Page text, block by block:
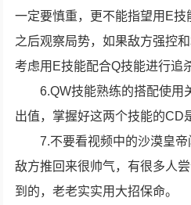
一定要慎重，更不能指望用E
之后观察局势，如果敌方强控
考虑用E技能配合Q技能进行追
6.QW技能熟练的搭配使用
出值，掌握好这两个技能的CD
7.不要看视频中的沙漠皇
敌方推回来很帅气，有很多人
到的，老老实实用大招保命。